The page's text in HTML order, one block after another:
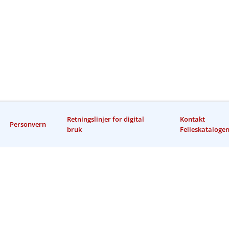
Personvern
Retningslinjer for digital
bruk
Kontakt
Felleskatalogen